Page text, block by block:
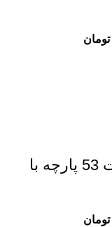
تومان
میله صافکاری PDR پروکرفت 53 پارچه با
تومان